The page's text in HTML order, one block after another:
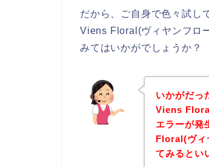
だから、ご自身で色々試し
Viens Floral(ヴィヤンフロ
みてはいかがでしょうか？
いかがだっ
Viens
エラーが発
Floral(ヴィ
てみるとい